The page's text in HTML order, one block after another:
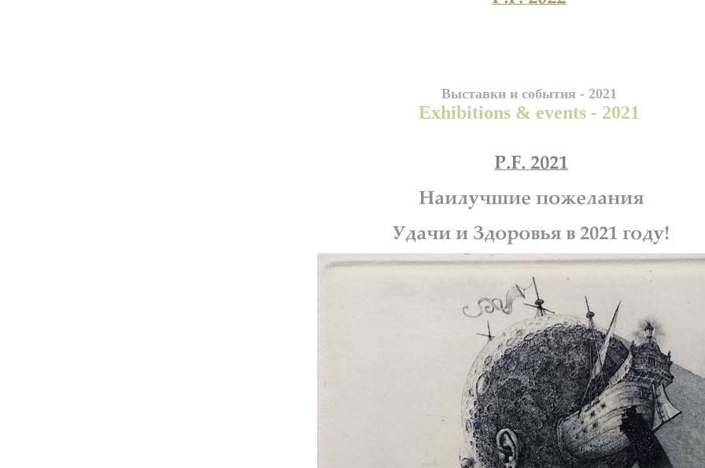
Выставки и события - 2021
Exhibitions & events - 2021